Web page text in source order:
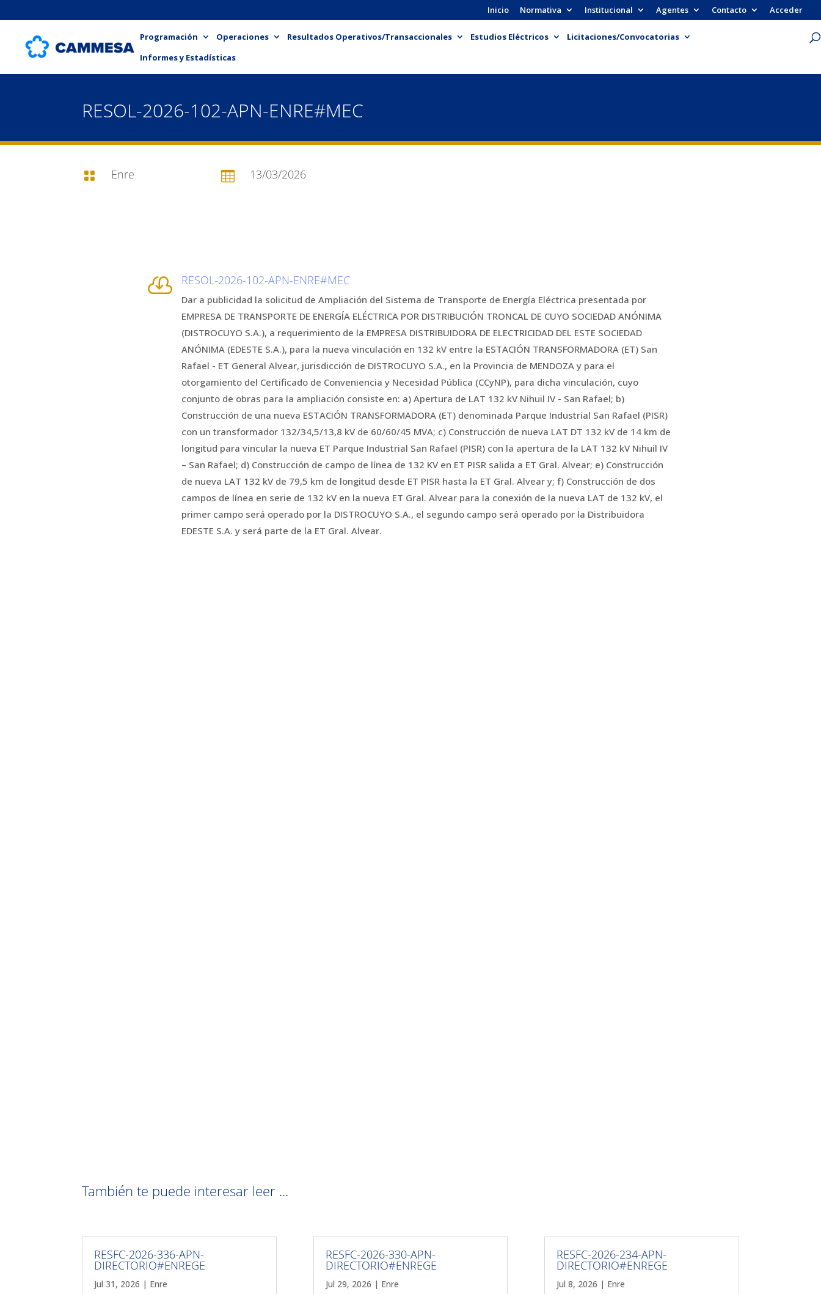
Inicio Normativa Institucional Agentes Contacto Acceder
Programación Operaciones Resultados Operativos/Transaccionales Estudios Eléctricos
Licitaciones/Convocatorias
Informes y Estadísticas
RESOL-2026-102-APN-ENRE#MEC
 Enre  13/03/2026
 RESOL-2026-102-APN-ENRE#MEC
Dar a publicidad la solicitud de Ampliación del Sistema de Transporte de Energía Eléctrica presentada por
EMPRESA DE TRANSPORTE DE ENERGÍA ELÉCTRICA POR DISTRIBUCIÓN TRONCAL DE CUYO SOCIEDAD ANÓNIMA
(DISTROCUYO S.A.), a requerimiento de la EMPRESA DISTRIBUIDORA DE ELECTRICIDAD DEL ESTE SOCIEDAD
ANÓNIMA (EDESTE S.A.), para la nueva vinculación en 132 kV entre la ESTACIÓN TRANSFORMADORA (ET) San
Rafael - ET General Alvear, jurisdicción de DISTROCUYO S.A., en la Provincia de MENDOZA y para el
otorgamiento del Certificado de Conveniencia y Necesidad Pública (CCyNP), para dicha vinculación, cuyo
conjunto de obras para la ampliación consiste en: a) Apertura de LAT 132 kV Nihuil IV - San Rafael; b)
Construcción de una nueva ESTACIÓN TRANSFORMADORA (ET) denominada Parque Industrial San Rafael (PISR)
con un transformador 132/34,5/13,8 kV de 60/60/45 MVA; c) Construcción de nueva LAT DT 132 kV de 14 km de
longitud para vincular la nueva ET Parque Industrial San Rafael (PISR) con la apertura de la LAT 132 kV Nihuil IV
– San Rafael; d) Construcción de campo de línea de 132 KV en ET PISR salida a ET Gral. Alvear; e) Construcción
de nueva LAT 132 kV de 79,5 km de longitud desde ET PISR hasta la ET Gral. Alvear y; f) Construcción de dos
campos de línea en serie de 132 kV en la nueva ET Gral. Alvear para la conexión de la nueva LAT de 132 kV, el
primer campo será operado por la DISTROCUYO S.A., el segundo campo será operado por la Distribuidora
EDESTE S.A. y será parte de la ET Gral. Alvear.
También te puede interesar leer ...
RESFC-2026-336-APN-
DIRECTORIO#ENREGE
Jul 31, 2026 | Enre
RESFC-2026-330-APN-
DIRECTORIO#ENREGE
Jul 29, 2026 | Enre
RESFC-2026-234-APN-
DIRECTORIO#ENREGE
Jul 8, 2026 | Enre